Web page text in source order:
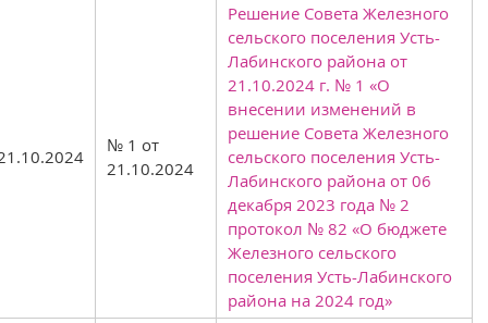
№ 1 от
21.10.2024
Решение Совета Железного
сельского поселения Усть-
Лабинского района от
21.10.2024 г. № 1 «О
внесении изменений в
решение Совета Железного
сельского поселения Усть-
Лабинского района от 06
декабря 2023 года № 2
протокол № 82 «О бюджете
Железного сельского
поселения Усть-Лабинского
района на 2024 год»